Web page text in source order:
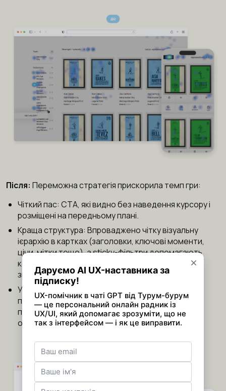
Після: Переможна стратегія прискорила темп гри:
Чіткий пас: CTA, які видно без наведення курсору і
розміщені на передньому плані.
Краща структура: Впроваджено чітку візуальну
ієрархію в картках (заголовки, ключові моменти,
ціни, мітки тощо), а sticky-фільтри допомагають
користувачам легко орієнтуватися й швидше
знаходити потрібне.
Утримання м'яча: Додано блоки «Нещодавно
переглянуте» та «Улюблені», щоб утримати
постійних користувачів у грі та спонукати їх до
оформлення замовлення.